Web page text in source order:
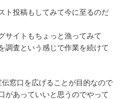
ト投稿もしてみて今に至るのだ
サイトもちょっと漁ってみて
調査という感じで作業を続けて
窓口を広げることが目的なので
があっていいと思うのでやって